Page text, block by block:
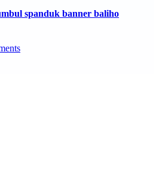
spanduk banner baliho